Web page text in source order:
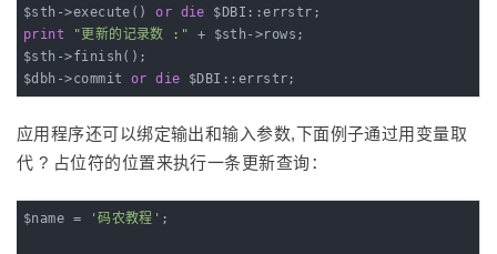
$sth->execute() or die
print
"更新的记录数 :" + $sth->rows;
$sth->finish();
$dbh->commit or die $DBI::errstr;
应用程序还可以绑定输出和输入参数,下面例子通过用变量取
代 ? 占位符的位置来执行一条更新查询：
$name = '码农教程' ;